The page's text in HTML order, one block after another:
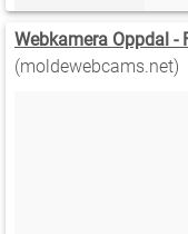
Webkamera Oppdal -
(moldewebcams.net)